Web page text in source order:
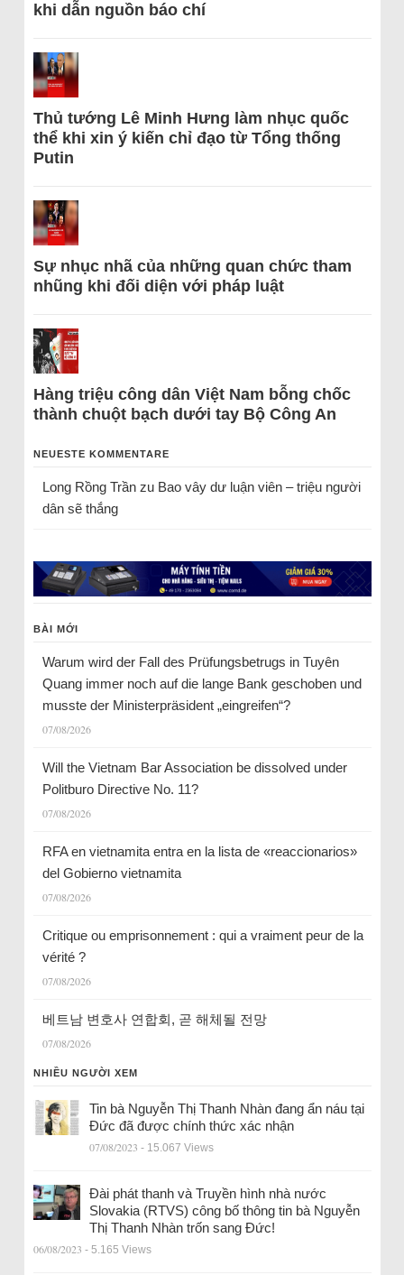
khi dẫn nguồn báo chí
Thủ tướng Lê Minh Hưng làm nhục quốc
thể khi xin ý kiến chỉ đạo từ Tổng thống
Putin
Sự nhục nhã của những quan chức tham
nhũng khi đối diện với pháp luật
Hàng triệu công dân Việt Nam bỗng chốc
thành chuột bạch dưới tay Bộ Công An
NEUESTE KOMMENTARE
Long Rồng Trầnzu Bao vây dư luận viên – triệu người
dân sẽ thắng
BÀI MỚI
Warum wird der Fall des Prüfungsbetrugs in Tuyên
Quang immer noch auf die lange Bank geschoben und
musste der Ministerpräsident „eingreifen“?
07/08/2026
Will the Vietnam Bar Association be dissolved under
Politburo Directive No. 11?
07/08/2026
RFA en vietnamita entra en la lista de «reaccionarios»
del Gobierno vietnamita
07/08/2026
Critique ou emprisonnement : qui a vraiment peur de la
vérité ?
07/08/2026
베트남 변호사 연합회, 곧 해체될 전망
07/08/2026
NHIỀU NGƯỜI XEM
Tin bà Nguyễn Thị Thanh Nhàn đang ẩn náu tại
Đức đã được chính thức xác nhận
07/08/2023 - 15.067 Views
Đài phát thanh và Truyền hình nhà nước
Slovakia (RTVS) công bố thông tin bà Nguyễn
Thị Thanh Nhàn trốn sang Đức!
06/08/2023 - 5.165 Views